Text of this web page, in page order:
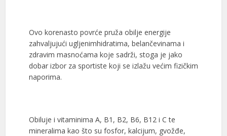
Ovo korenasto povrće pruža obilje energije
zahvaljujući ugljenimhidratima, belančevinama i
zdravim masnoćama koje sadrži, stoga je jako
dobar izbor za sportiste koji se izlažu većim fizičkim
naporima.
Obiluje i vitaminima A, B1, B2, B6, B12 i C te
mineralima kao što su fosfor, kalcijum, gvožđe,